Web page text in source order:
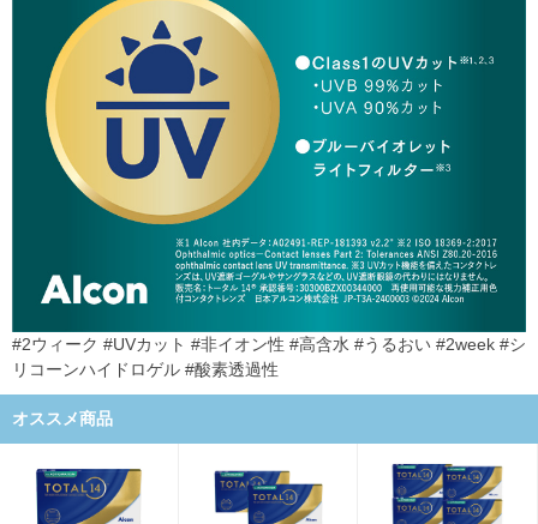
#2ウィーク #UVカット #非イオン性 #高含水 #うるおい #2week #シ
リコーンハイドロゲル #酸素透過性
オススメ商品